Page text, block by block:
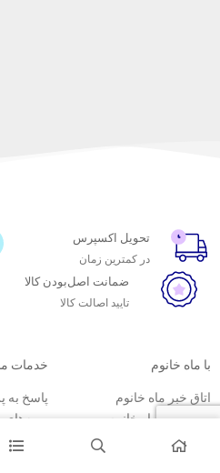
تحویل اکسپرس
در کمترین زمان
ضمانت اصل‌بودن کالا
تایید اصالت کالا
با ماه خانوم
اتاق خبر ماه خانوم
فروش در ماه خانوم
همکاری با سازمان‌ها
خدمات
پاسخ به
رویه‌های
شرایط